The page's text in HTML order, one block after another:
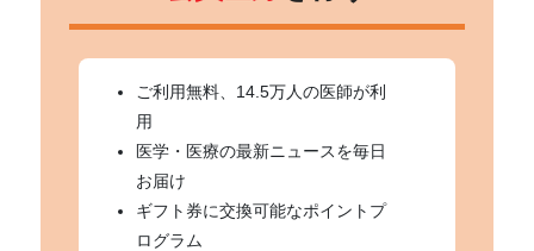
ご利用無料、14.5万人の医師が利
用
医学・医療の最新ニュースを毎日
お届け
ギフト券に交換可能なポイントプ
ログラム